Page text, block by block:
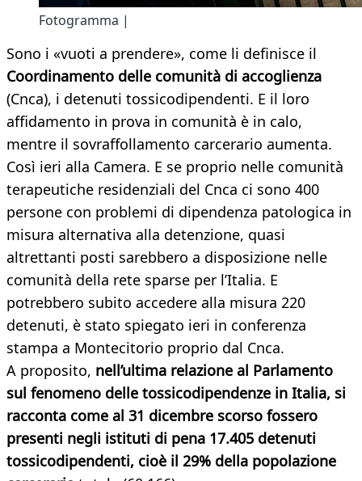
Fotogramma |
Sono i «vuoti a prendere», come li definisce il
Coordinamento delle comunità di accoglienza
(Cnca), i detenuti tossicodipendenti. E il loro
affidamento in prova in comunità è in calo,
mentre il sovraffollamento carcerario aumenta.
Così ieri alla Camera. E se proprio nelle comunità
terapeutiche residenziali del Cnca ci sono 400
persone con problemi di dipendenza patologica in
misura alternativa alla detenzione, quasi
altrettanti posti sarebbero a disposizione nelle
comunità della rete sparse per l’Italia. E
potrebbero subito accedere alla misura 220
detenuti, è stato spiegato ieri in conferenza
stampa a Montecitorio proprio dal Cnca.
A proposito, nell’ultima relazione al Parlamento
sul fenomeno delle tossicodipendenze in Italia, si
racconta come al 31 dicembre scorso fossero
presenti negli istituti di pena 17.405 detenuti
tossicodipendenti, cioè il 29% della popolazione